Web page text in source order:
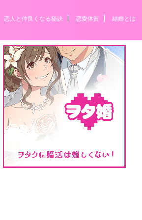
恋人と仲良くなる秘訣 恋愛体質 結婚とは